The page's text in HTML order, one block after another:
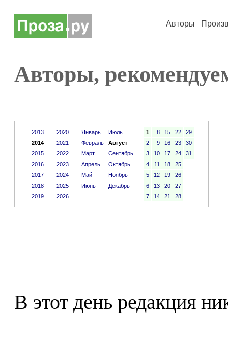
Авторы
Авторы,
2013
2014
2015
2016
2017
2018
2019
2020
2021
2022
2023
2024
2025
2026
Январь
Июль
Февраль
Август
Март
Сентябрь
Апрель
Октябрь
Май
Ноябрь
Июнь
Декабрь
1 8 15 22
29
2
9 16 23
30
3
10 17 24
31
4
11 18
25
5
12 19
26
6
13 20
27
7
14 21 28
В этот день редакция